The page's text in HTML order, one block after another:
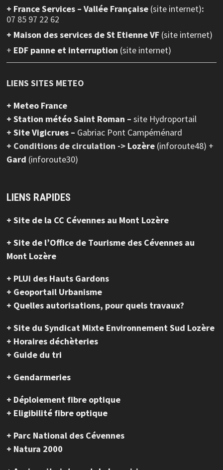
+ France Services – Vallée Française (site internet):
07 85 97 22 62
+ Maison des services de St Etienne VF (site internet)
+ EDF panne et interruption (site internet)
LIENS SITES METEO
+ Meteo France
+ Station météo Saint Roman – site Hydroportail
+ Site Vigicrues – Gabriac Pont Campéménard
+ Conditions de circulation -> Lozère (inforoute48) +
Gard (inforoute30)
LIENS RAPIDES
+ Site de la CC Cévennes au Mont Lozère
+ Site de l’Office de Tourisme des Cévennes au
Mont Lozère
+ PLUi des Hauts Gardons
+ Geoportail Urbanisme
+ Quelles autorisations, pour quels travaux?
+ Site du Syndicat Mixte Environnement Sud Lozère
+ Horaires déchèteries
+ Guide du tri
+ Gendarmeries
+ Déploiement fibre optique
+ Eligibilité fibre optique
+ Parc National des Cévennes
+ Natura 2000